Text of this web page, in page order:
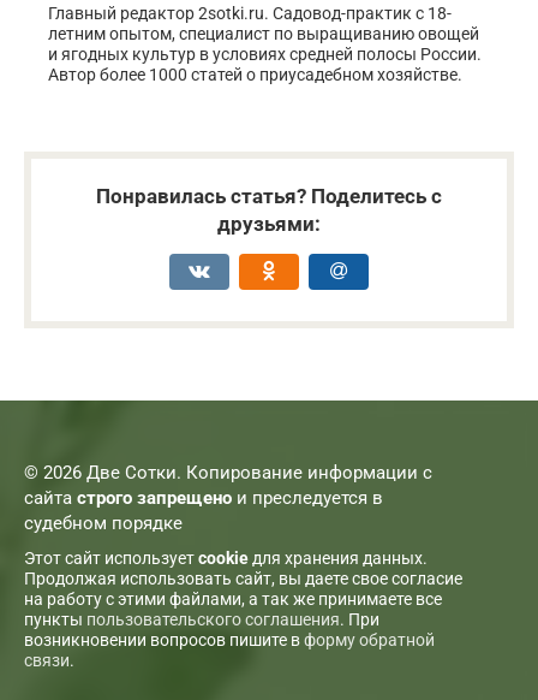
Главный редактор 2sotki.ru. Садовод-практик с 18-
летним опытом, специалист по выращиванию овощей
и ягодных культур в условиях средней полосы России.
Автор более 1000 статей о приусадебном хозяйстве.
Понравилась статья? Поделитесь с
друзьями:
© 2026 Две Сотки. Копирование информации с
сайта строго запрещено и преследуется в
судебном порядке
Этот сайт используетcookie для хранения данных.
Продолжая использовать сайт, вы даете свое согласие
на работу с этими файлами, а так же принимаете все
пункты пользовательского соглашения. При
возникновении вопросов пишите вформу обратной
связи.